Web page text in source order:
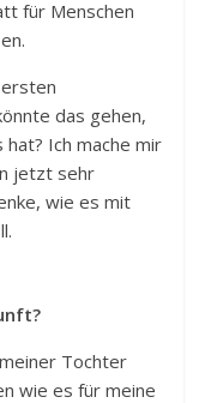
für Menschen
das gehen,
hat? Ich mache mir
jetzt sehr
wie es mit
Tochter
wie es für meine